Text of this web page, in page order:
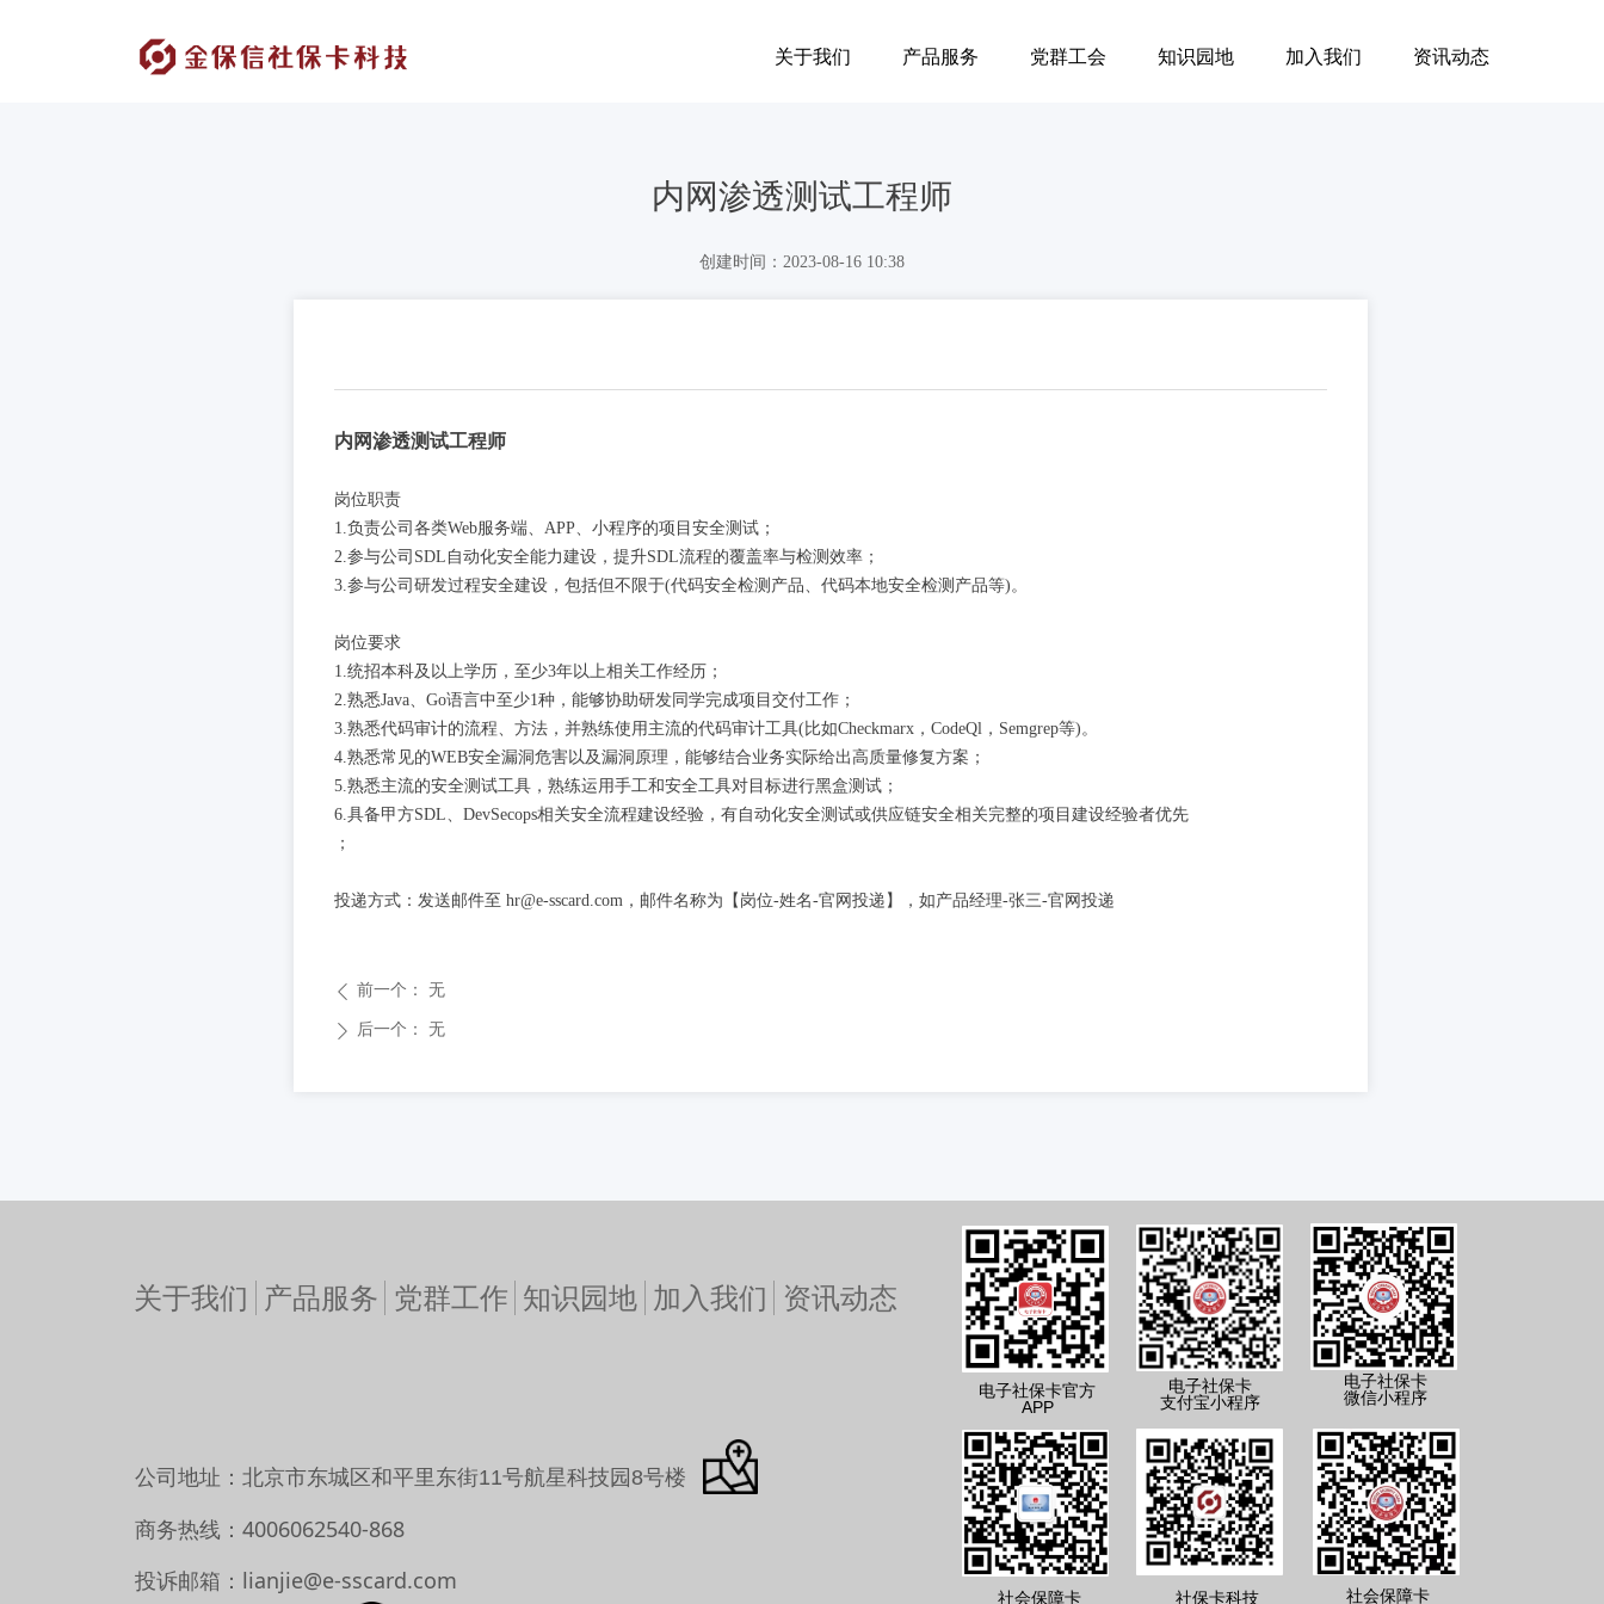
关于我们 产品服务 党群工会 知识园地 加入我们 资讯动态
内网渗透测试工程师
内网渗透测试工程师
岗位职责
1.负责公司各类Web服务端、APP、小程序的项目安全测试；
2.参与公司SDL自动化安全能力建设，提升SDL流程的覆盖率与检测效率；
3.参与公司研发过程安全建设，包括但不限于(代码安全检测产品、代码本地安全检测产品等)。
岗位要求
1.统招本科及以上学历，至少3年以上相关工作经历；
2.熟悉Java、Go语言中至少1种，能够协助研发同学完成项目交付工作；
3.熟悉代码审计的流程、方法，并熟练使用主流的代码审计工具(比如Checkmarx，CodeQl，Semgrep等)。
4.熟悉常见的WEB安全漏洞危害以及漏洞原理，能够结合业务实际给出高质量修复方案；
5.熟悉主流的安全测试工具，熟练运用手工和安全工具对目标进行黑盒测试；
6.具备甲方SDL、DevSecops相关安全流程建设经验，有自动化安全测试或供应链安全相关完整的项目建设经验者优先
；
投递方式：发送邮件至 hr@e-sscard.com，邮件名称为【岗位-姓名-官网投递】，如产品经理-张三-官网投递
ꄴ 前一个： 无
ꄲ 后一个： 无
创建时间： 2023-08-16 10:38
关于我们 产品服务 党群工作 知识园地 加入我们 资讯动态
公司地址：北京市东城区和平里东街11号航星科技园8号楼
商务热线：4006062540-868
投诉邮箱：lianjie@e-sscard.com
电子社保卡官方
APP
电子社保卡
支付宝小程序
电子社保卡
微信小程序
社会保障卡 社保卡科技
社会保障卡